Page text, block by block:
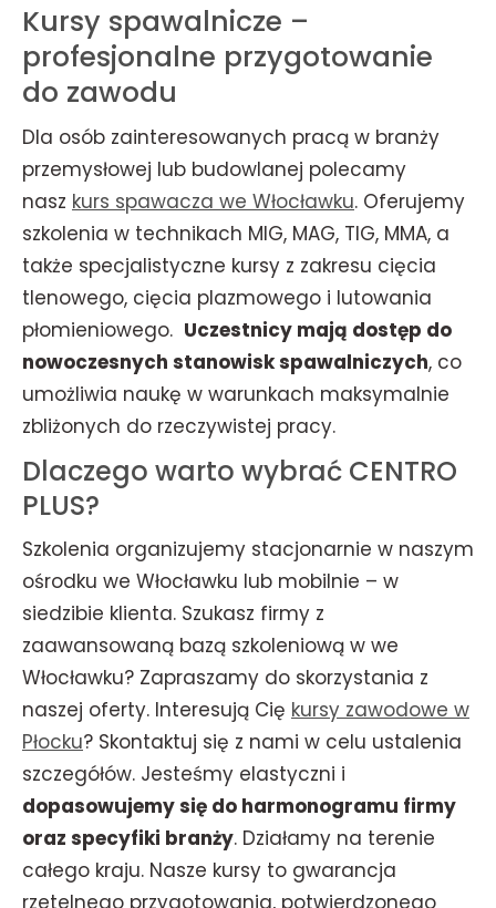
Kursy spawalnicze –
profesjonalne przygotowanie
do zawodu
Dla osób zainteresowanych pracą w branży
przemysłowej lub budowlanej polecamy
nasz kurs spawacza we Włocławku. Oferujemy
szkolenia w technikach MIG, MAG, TIG, MMA, a
także specjalistyczne kursy z zakresu cięcia
tlenowego, cięcia plazmowego i lutowania
płomieniowego. Uczestnicy mają dostęp do
nowoczesnych stanowisk spawalniczych, co
umożliwia naukę w warunkach maksymalnie
zbliżonych do rzeczywistej pracy.
Dlaczego warto wybrać CENTRO
PLUS?
Szkolenia organizujemy stacjonarnie w naszym
ośrodku we Włocławku lub mobilnie – w
siedzibie klienta. Szukasz firmy z
zaawansowaną bazą szkoleniową w we
Włocławku? Zapraszamy do skorzystania z
naszej oferty. Interesują Cię kursy zawodowe w
Płocku? Skontaktuj się z nami w celu ustalenia
szczegółów. Jesteśmy elastyczni i
dopasowujemy się do harmonogramu firmy
oraz specyfiki branży. Działamy na terenie
całego kraju. Nasze kursy to gwarancja
rzetelnego przygotowania, potwierdzonego